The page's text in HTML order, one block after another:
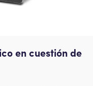
en cuestión de